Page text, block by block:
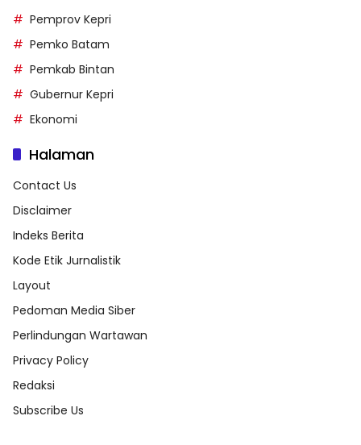
Pemprov Kepri
Pemko Batam
Pemkab Bintan
Gubernur Kepri
Ekonomi
Halaman
Contact Us
Disclaimer
Indeks Berita
Kode Etik Jurnalistik
Layout
Pedoman Media Siber
Perlindungan Wartawan
Privacy Policy
Redaksi
Subscribe Us